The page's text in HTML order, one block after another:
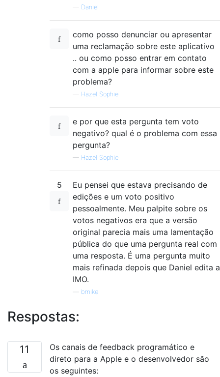
— Daniel
como posso denunciar ou apresentar
uma reclamação sobre este aplicativo
.. ou como posso entrar em contato
com a apple para informar sobre este
problema?
— Hazel Sophie
e por que esta pergunta tem voto
negativo? qual é o problema com essa
pergunta?
— Hazel Sophie
5
Eu pensei que estava precisando de
edições e um voto positivo
pessoalmente. Meu palpite sobre os
votos negativos era que a versão
original parecia mais uma lamentação
pública do que uma pergunta real com
uma resposta. É uma pergunta muito
mais refinada depois que Daniel edita a
IMO.
bmike
Respostas:
11
Os canais de feedback programático e
direto para a Apple e o desenvolvedor são
os seguintes: